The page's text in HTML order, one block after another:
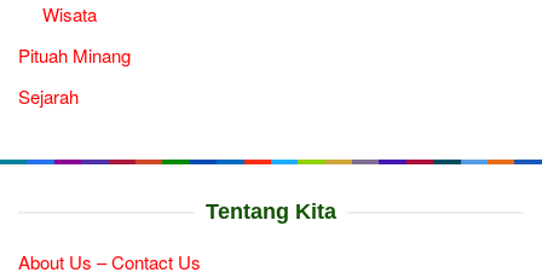
Wisata
Pituah Minang
Sejarah
Tentang Kita
About Us – Contact Us